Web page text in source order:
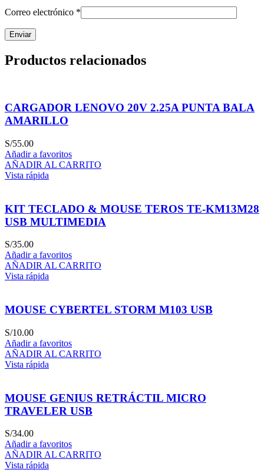
Correo electrónico *
Productos relacionados
CARGADOR LENOVO 20V 2.25A PUNTA BALA
AMARILLO
S/55.00
Añadir a favoritos
AÑADIR AL CARRITO
Vista rápida
KIT TECLADO & MOUSE TEROS TE-KM13M28
USB MULTIMEDIA
S/35.00
Añadir a favoritos
AÑADIR AL CARRITO
Vista rápida
MOUSE CYBERTEL STORM M103 USB
S/10.00
Añadir a favoritos
AÑADIR AL CARRITO
Vista rápida
MOUSE GENIUS RETRÁCTIL MICRO
TRAVELER USB
S/34.00
Añadir a favoritos
AÑADIR AL CARRITO
Vista rápida